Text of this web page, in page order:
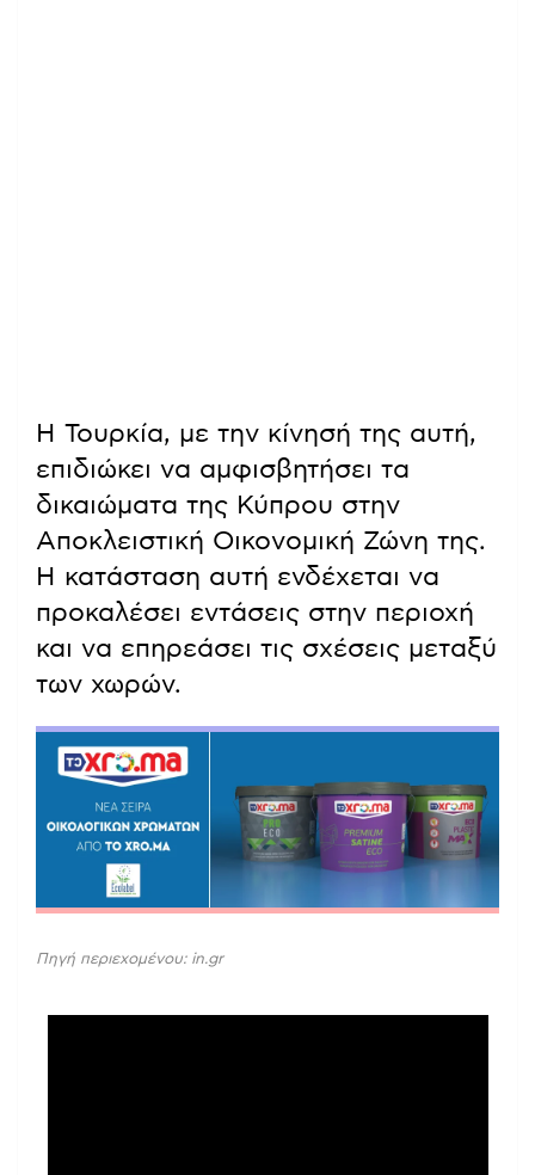
Η Τουρκία, με την κίνησή της αυτή,
επιδιώκει να αμφισβητήσει τα
δικαιώματα της Κύπρου στην
Αποκλειστική Οικονομική Ζώνη της.
Η κατάσταση αυτή ενδέχεται να
προκαλέσει εντάσεις στην περιοχή
και να επηρεάσει τις σχέσεις μεταξύ
των χωρών.
Πηγή περιεχομένου: in.gr